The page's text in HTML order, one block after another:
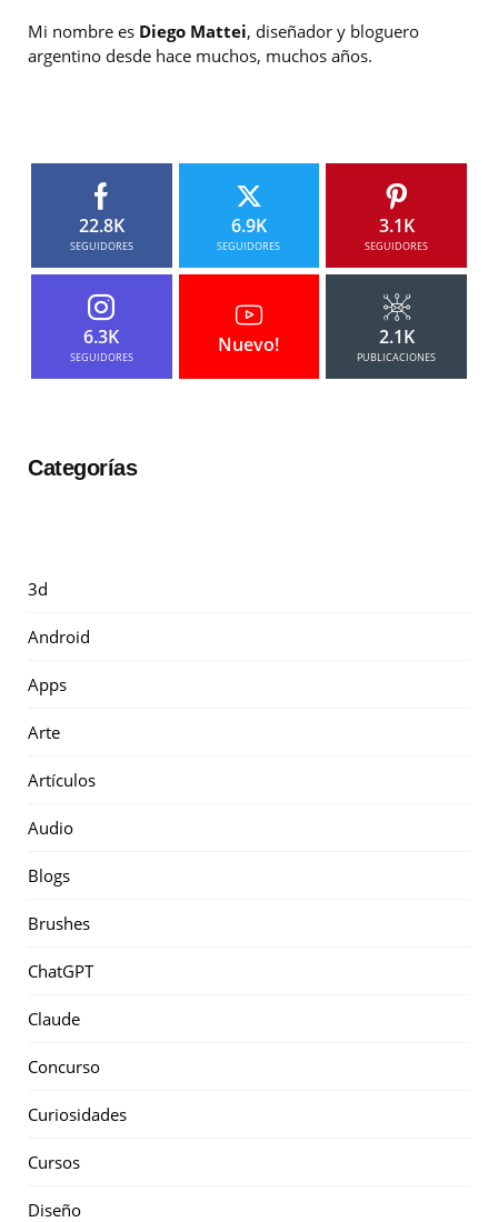
Mi nombre es Diego Mattei, diseñador y bloguero
argentino desde hace muchos, muchos años.
22.8K
SEGUIDORES
6.9K
SEGUIDORES
3.1K
SEGUIDORES
6.3K
SEGUIDORES
Nuevo! 2.1K
PUBLICACIONES
Categorías
3d
Android
Apps
Arte
Artículos
Audio
Blogs
Brushes
ChatGPT
Claude
Concurso
Curiosidades
Cursos
Diseño